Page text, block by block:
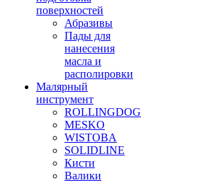
поверхностей
Абразивы
Пады для
нанесения
масла и
располировки
Малярный
инструмент
ROLLINGDOG
MESKO
WISTOBA
SOLIDLINE
Кисти
Валики